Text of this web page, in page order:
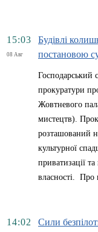
15:03
08 Авг
Будівлі
постановою
Господарський
прокуратури
Жовтневого
мистецтв).
розташований
культурної
приватизації
власності. Про
14:02
Сили